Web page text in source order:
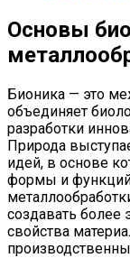
Основы
Бионика — это
объединяет
разработки
Природа
идей, в основе
формы и
создавать
свойства